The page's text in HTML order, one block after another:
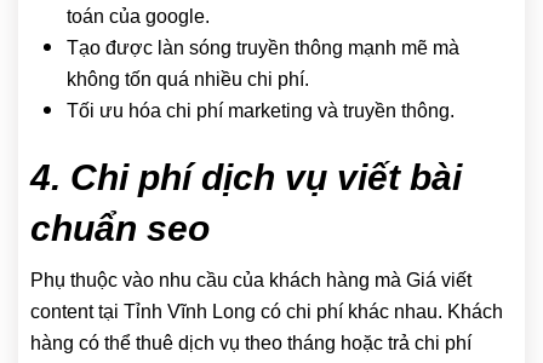
toán của google.
Tạo được làn sóng truyền thông mạnh mẽ mà
không tốn quá nhiều chi phí.
Tối ưu hóa chi phí marketing và truyền thông.
4. Chi phí dịch vụ viết bài
chuẩn seo
Phụ thuộc vào nhu cầu của khách hàng mà Giá viết
content tại Tỉnh Vĩnh Long có chi phí khác nhau. Khách
hàng có thể thuê dịch vụ theo tháng hoặc trả chi phí